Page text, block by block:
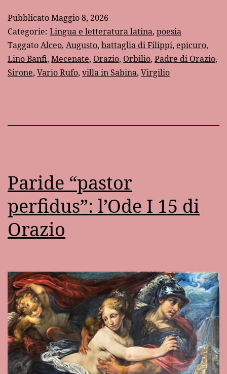
Orazio
PubblicatoMaggio 8, 2026
Categorie: Lingua e letteratura latina, poesia
TaggatoAlceo, Augusto, battaglia di Filippi, epicuro,
Lino Banfi, Mecenate, Orazio, Orbilio, Padre di Orazio,
Sirone, Vario Rufo, villa in Sabina, Virgilio
Paride “pastor
perfidus”: l’Ode I 15 di
Orazio